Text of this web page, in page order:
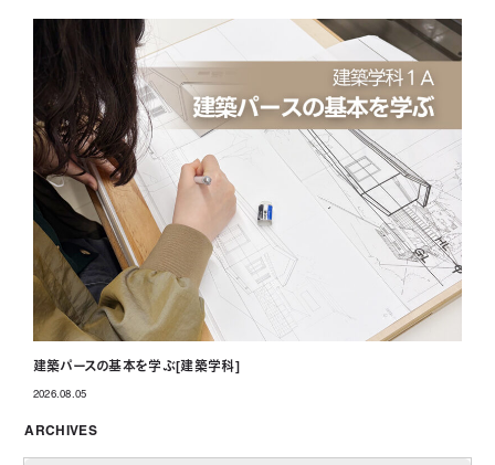
建築パースの基本を学ぶ[建築学科]
2026.08.05
ARCHIVES